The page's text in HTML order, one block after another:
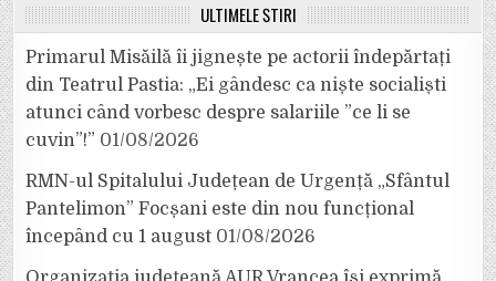
ULTIMELE ȘTIRI
Primarul Misăilă îi jignește pe actorii îndepărtați
din Teatrul Pastia: „Ei gândesc ca niște socialiști
atunci când vorbesc despre salariile ”ce li se
cuvin”!” 01/08/2026
RMN-ul Spitalului Județean de Urgență „Sfântul
Pantelimon” Focșani este din nou funcțional
începând cu 1 august 01/08/2026